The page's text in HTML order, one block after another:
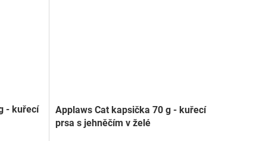
- kuřecí
Applaws Cat kapsička 70 g - kuřecí
prsa s jehněčím v želé